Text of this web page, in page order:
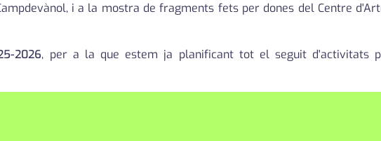
i a la mostra de fragments fets per dones del Centre
2026, per a la que estem ja planificant tot el seguit d'activitats